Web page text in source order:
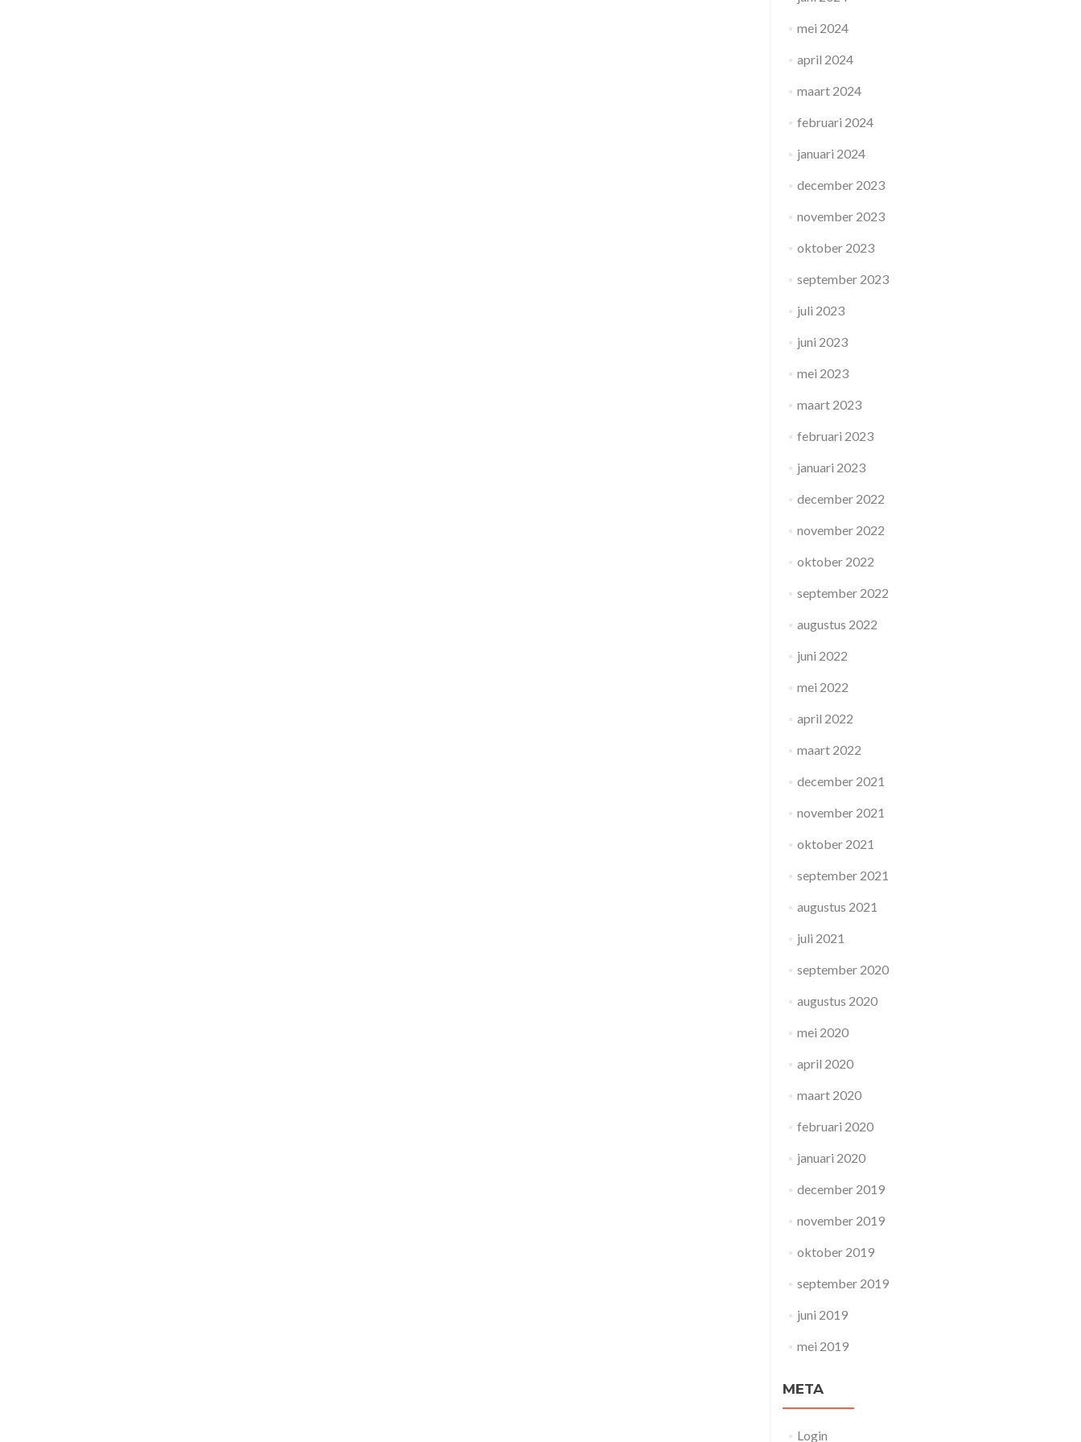
mei 2024
april 2024
maart 2024
februari 2024
januari 2024
december 2023
november 2023
oktober 2023
september 2023
juli 2023
juni 2023
mei 2023
maart 2023
februari 2023
januari 2023
december 2022
november 2022
oktober 2022
september 2022
augustus 2022
juni 2022
mei 2022
april 2022
maart 2022
december 2021
november 2021
oktober 2021
september 2021
augustus 2021
juli 2021
september 2020
augustus 2020
mei 2020
april 2020
maart 2020
februari 2020
januari 2020
december 2019
november 2019
oktober 2019
september 2019
juni 2019
mei 2019
META
Login